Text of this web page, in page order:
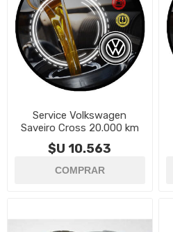
Service Volkswagen
Saveiro Cross 20.000 km
$U 10.563